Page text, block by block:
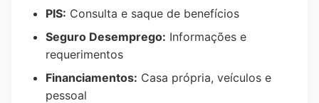
PIS: Consulta e saque de benefícios
Seguro Desemprego: Informações e
requerimentos
Financiamentos: Casa própria, veículos e
pessoal